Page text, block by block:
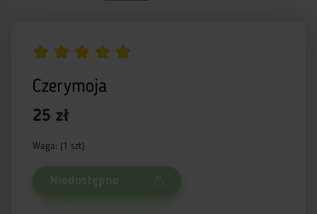
Czerymoja
25 zł
Waga: (1 szt)
Niedostępne